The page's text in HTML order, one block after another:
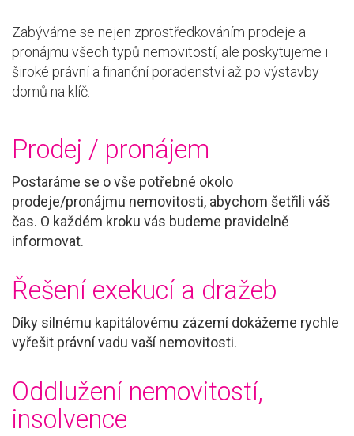
Zabýváme se nejen zprostředkováním prodeje a
pronájmu všech typů nemovitostí, ale poskytujeme i
široké právní a finanční poradenství až po výstavby
domů na klíč.
Prodej / pronájem
Postaráme se o vše potřebné okolo
prodeje/pronájmu nemovitosti, abychom šetřili váš
čas. O každém kroku vás budeme pravidelně
informovat.
Řešení exekucí a dražeb
Díky silnému kapitálovému zázemí dokážeme rychle
vyřešit právní vadu vaší nemovitosti.
Oddlužení nemovitostí,
insolvence